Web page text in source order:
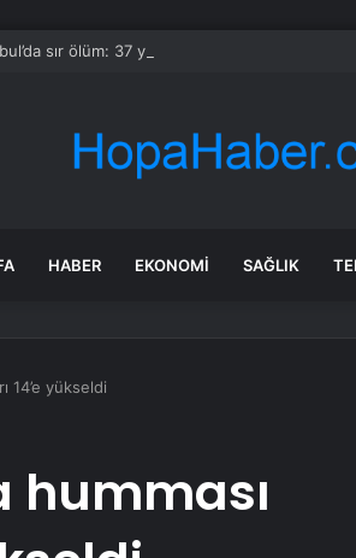
sır ölüm: 37 yaşındaki kadın savcının
HABER EKONOMI SAĞLIK
14’e yükseldi
humması